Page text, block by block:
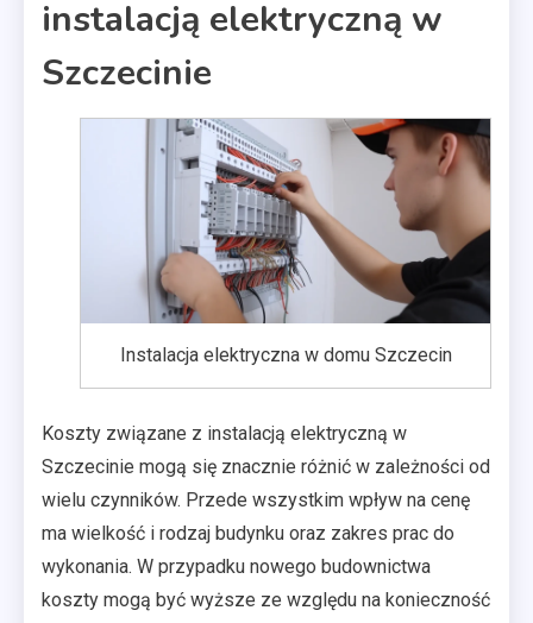
instalacją elektryczną w
Szczecinie
Instalacja elektryczna w domu Szczecin
Koszty związane z instalacją elektryczną w
Szczecinie mogą się znacznie różnić w zależności od
wielu czynników. Przede wszystkim wpływ na cenę
ma wielkość i rodzaj budynku oraz zakres prac do
wykonania. W przypadku nowego budownictwa
koszty mogą być wyższe ze względu na konieczność